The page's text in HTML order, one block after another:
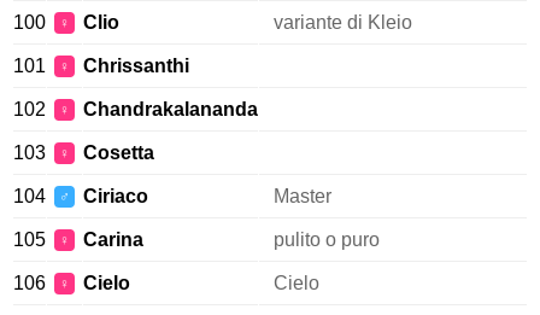
100 ♀ Clio variante di Kleio
101 ♀ Chrissanthi
102 ♀ Chandrakalananda
103 ♀ Cosetta
104 ♂ Ciriaco Master
105 ♀ Carina pulito o puro
106 ♀ Cielo Cielo